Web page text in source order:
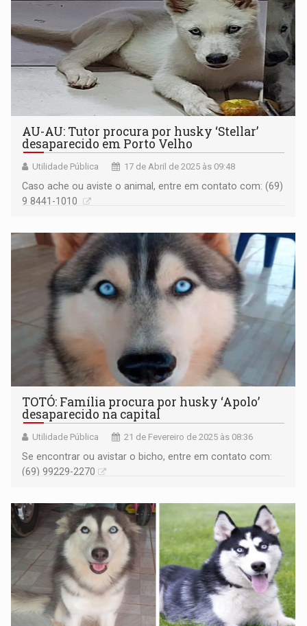
AU-AU: Tutor procura por husky ‘Stellar’
desaparecido em Porto Velho
Utilidade Pública 17 de Abril de 2025 às 09:48
Caso ache ou aviste o animal, entre em contato com: (69)
9 8441-1010
TOTÓ: Família procura por husky ‘Apolo’
desaparecido na capital
Utilidade Pública 21 de Fevereiro de 2025 às 08:36
Se encontrar ou avistar o bicho, entre em contato com:
(69) 99229-2270